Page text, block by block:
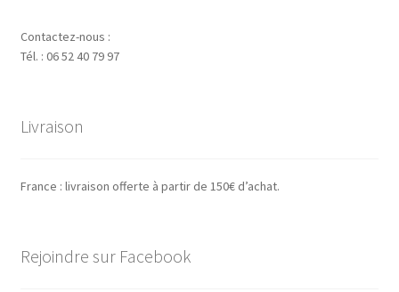
Contactez-nous :
Tél. : 06 52 40 79 97
Livraison
France : livraison offerte à partir de 150€ d’achat.
Rejoindre sur Facebook